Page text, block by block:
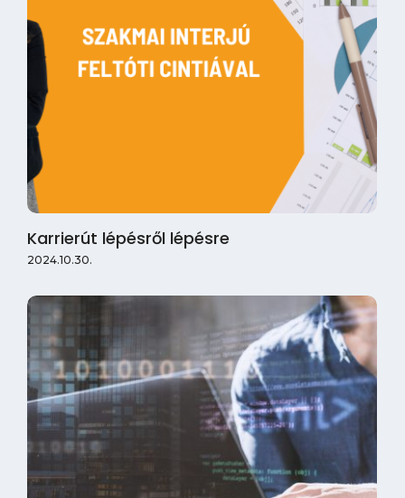
Karrierút lépésről lépésre
2024.10.30.